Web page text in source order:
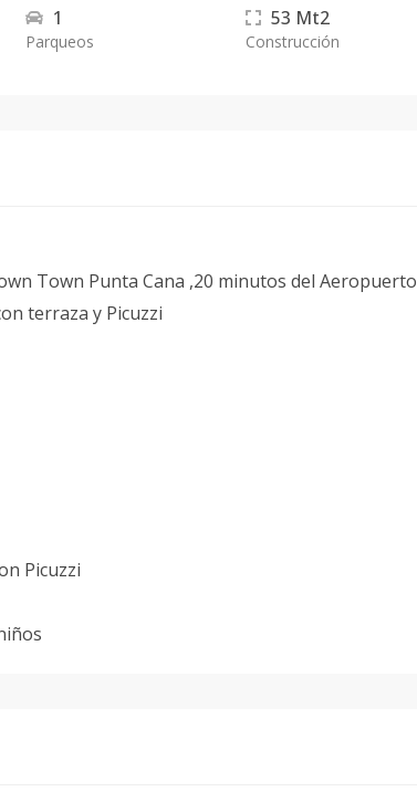
1
Parqueos
53 Mt2
Construcción
Town Punta Cana ,20 minutos del Aeropuerto
terraza y Picuzzi
Picuzzi